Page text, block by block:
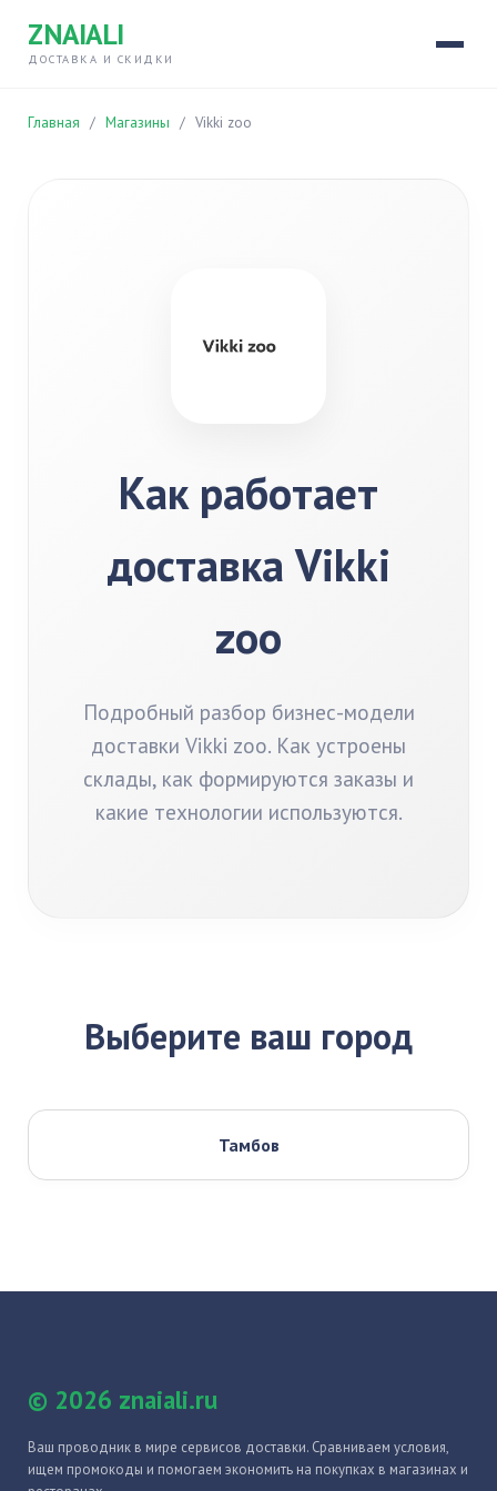
ZNAIALI
ДОСТАВКА И СКИДКИ
Главная / Магазины / Vikki zoo
Как работает
доставка Vikki
zoo
Подробный разбор бизнес-модели
доставки Vikki zoo. Как устроены
склады, как формируются заказы и
какие технологии используются.
Выберите ваш город
Тамбов
© 2026 znaiali.ru
Ваш проводник в мире сервисов доставки. Сравниваем условия,
ищем промокоды и помогаем экономить на покупках в магазинах и